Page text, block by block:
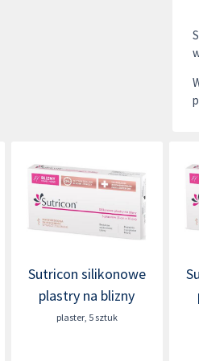
Sutricon silikonowe
plastry na blizny
plaster, 5 sztuk